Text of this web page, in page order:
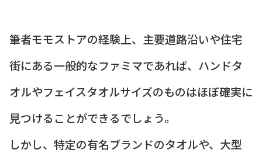
筆者モモストアの経験上、主要道路沿いや住宅
街にある一般的なファミマであれば、ハンドタ
オルやフェイスタオルサイズのものはほぼ確実に
見つけることができるでしょう。
しかし、特定の有名ブランドのタオルや、大型